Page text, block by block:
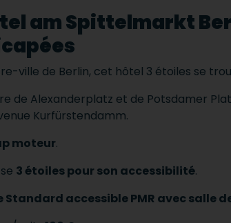
am Spittelmarkt
ville de Berlin, cet hôtel 3 étoiles se
de Alexanderplatz et de Potsdamer
Kurfürstendamm.
moteur.
3 étoiles pour son accessibilité.
Standard accessible PMR avec salle